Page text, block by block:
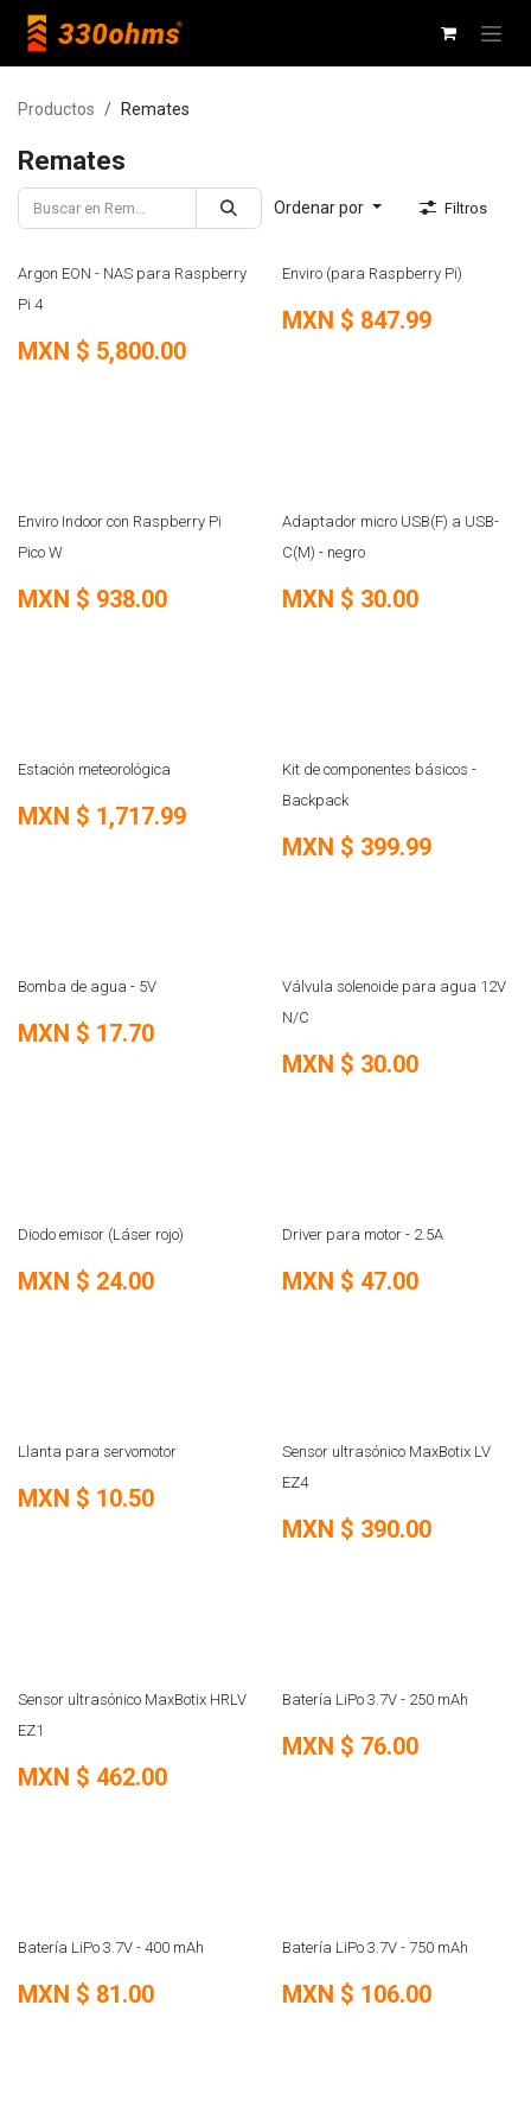
Productos Remates
Remates
Ordenar por Filtros
REMATE
Argon EON - NAS para Raspberry
Pi 4
MXN $ 5,800.00
REMATE
Enviro (para Raspberry Pi)
MXN $ 847.99
REMATE
Enviro Indoor con Raspberry Pi
Pico W
MXN $ 938.00
REMATE
Adaptador micro USB(F) a USB-
C(M) - negro
MXN $ 30.00
REMATE
Estación meteorológica
MXN $ 1,717.99
REMATE
Kit de componentes básicos -
Backpack
MXN $ 399.99
REMATE
Bomba de agua - 5V
MXN $ 17.70
REMATE
Válvula solenoide para agua 12V
N/C
MXN $ 30.00
REMATE
Diodo emisor (Láser rojo)
MXN $ 24.00
REMATE
Driver para motor - 2.5A
MXN $ 47.00
REMATE
Llanta para servomotor
MXN $ 10.50
REMATE
Sensor ultrasónico MaxBotix LV
EZ4
MXN $ 390.00
REMATE
Sensor ultrasónico MaxBotix HRLV
EZ1
MXN $ 462.00
REMATE
Batería LiPo 3.7V - 250 mAh
MXN $ 76.00
REMATE
Batería LiPo 3.7V - 400 mAh
MXN $ 81.00
REMATE
Batería LiPo 3.7V - 750 mAh
MXN $ 106.00